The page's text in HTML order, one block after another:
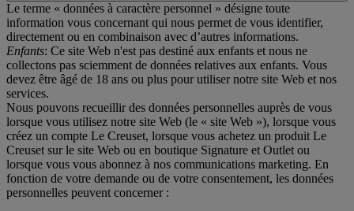
Le terme « données à caractère personnel » désigne toute
information vous concernant qui nous permet de vous identifier,
directement ou en combinaison avec d’autres informations.
Enfants: Ce site Web n'est pas destiné aux enfants et nous ne
collectons pas sciemment de données relatives aux enfants. Vous
devez être âgé de 18 ans ou plus pour utiliser notre site Web et nos
services.
Nous pouvons recueillir des données personnelles auprès de vous
lorsque vous utilisez notre site Web (le « site Web »), lorsque vous
créez un compte Le Creuset, lorsque vous achetez un produit Le
Creuset sur le site Web ou en boutique Signature et Outlet ou
lorsque vous vous abonnez à nos communications marketing. En
fonction de votre demande ou de votre consentement, les données
personnelles peuvent concerner :